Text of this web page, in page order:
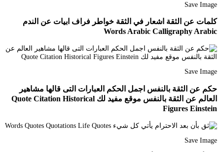
Save Image
كلمات عن الثقة اشعار في الثقة خواطر فراف ابيات عن الندم
Words Arabic Calligraphy Arabic
Save Image
حكم عن الثقة بالنفس اجمل الحكم العبارات التى قالها مشاهير
العالم عن الثقة بالنفس موقع مفيد لك Quote Citation Historical
Figures Einstein
Save Image